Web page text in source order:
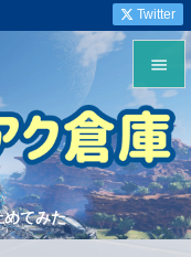
めてみた


メニュ

サイド

Twitter